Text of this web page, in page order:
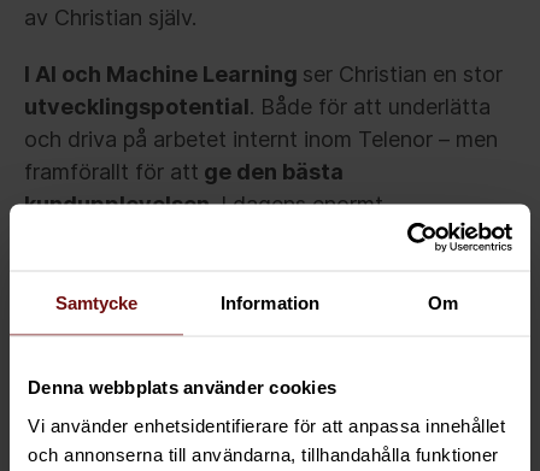
Samtycke Information Om
Denna webbplats använder cookies
Vi använder enhetsidentifierare för att anpassa innehållet
och annonserna till användarna, tillhandahålla funktioner
av Christian själv.
I AI och Machine Learning ser Christian en stor
utvecklingspotential. Både för att underlätta
och driva på arbetet internt inom Telenor – men
framförallt för att ge den bästa
kundupplevelsen. I dagens enormt
konkurrenskraftiga klimat står Telenor som en av
resan företaget går igenom och vad framtiden
kommer erbjuda.